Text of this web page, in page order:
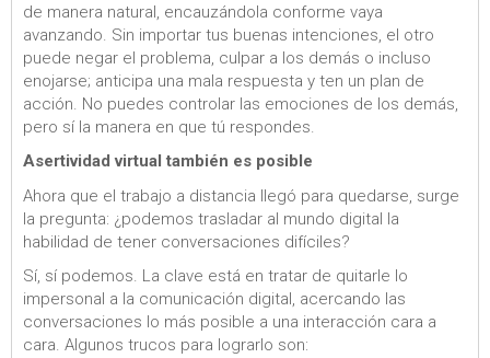
de manera natural, encauzándola conforme vaya
avanzando. Sin importar tus buenas intenciones, el otro
puede negar el problema, culpar a los demás o incluso
enojarse; anticipa una mala respuesta y ten un plan de
acción. No puedes controlar las emociones de los demás,
pero sí la manera en que tú respondes.
Asertividad virtual también es posible
Ahora que el trabajo a distancia llegó para quedarse, surge
la pregunta: ¿podemos trasladar al mundo digital la
habilidad de tener conversaciones difíciles?
Sí, sí podemos. La clave está en tratar de quitarle lo
impersonal a la comunicación digital, acercando las
conversaciones lo más posible a una interacción cara a
cara. Algunos trucos para lograrlo son: